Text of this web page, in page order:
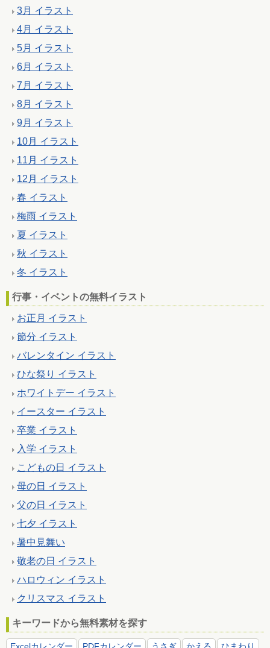
3月 イラスト
4月 イラスト
5月 イラスト
6月 イラスト
7月 イラスト
8月 イラスト
9月 イラスト
10月 イラスト
11月 イラスト
12月 イラスト
春 イラスト
梅雨 イラスト
夏 イラスト
秋 イラスト
冬 イラスト
行事・イベントの無料イラスト
お正月 イラスト
節分 イラスト
バレンタイン イラスト
ひな祭り イラスト
ホワイトデー イラスト
イースター イラスト
卒業 イラスト
入学 イラスト
こどもの日 イラスト
母の日 イラスト
父の日 イラスト
七夕 イラスト
暑中見舞い
敬老の日 イラスト
ハロウィン イラスト
クリスマス イラスト
キーワードから無料素材を探す